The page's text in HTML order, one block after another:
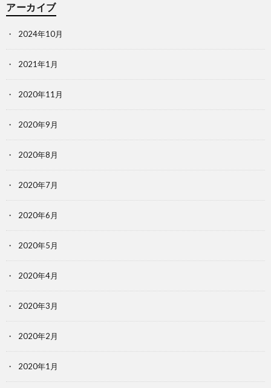
アーカイブ
2024年10月
2021年1月
2020年11月
2020年9月
2020年8月
2020年7月
2020年6月
2020年5月
2020年4月
2020年3月
2020年2月
2020年1月